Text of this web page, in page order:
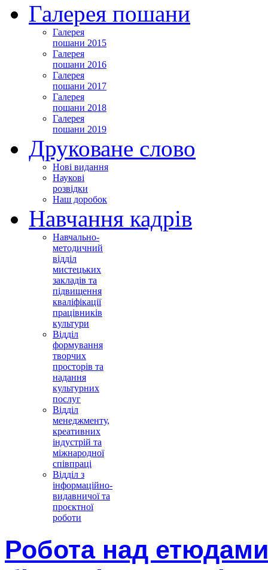
Галерея пошани
Галерея
пошани 2015
Галерея
пошани 2016
Галерея
пошани 2017
Галерея
пошани 2018
Галерея
пошани 2019
Друковане слово
Нові видання
Наукові
розвідки
Наш доробок
Навчання кадрів
Навчально-
методичний
відділ
мистецьких
закладів та
підвищення
кваліфікації
працівників
культури
Відділ
формування
творчих
просторів та
надання
культурних
послуг
Відділ
менеджменту,
креативних
індустрій та
міжнародної
співпраці
Відділ з
інформаційно-
видавничої та
проєктної
роботи
Робота над